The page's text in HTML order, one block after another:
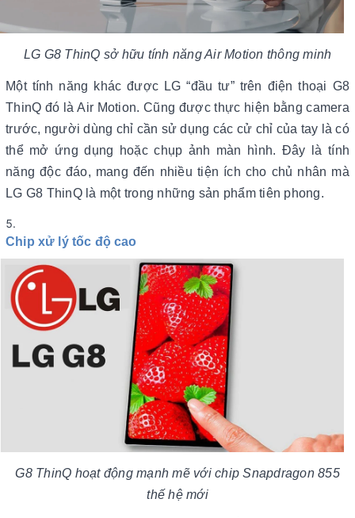
LG G8 ThinQ sở hữu tính năng Air Motion thông minh
Một tính năng khác được LG “đầu tư” trên điện thoại G8
ThinQ đó là Air Motion. Cũng được thực hiện bằng camera
trước, người dùng chỉ cần sử dụng các cử chỉ của tay là có
thể mở ứng dụng hoặc chụp ảnh màn hình. Đây là tính
năng độc đáo, mang đến nhiều tiện ích cho chủ nhân mà
LG G8 ThinQ là một trong những sản phẩm tiên phong.
Chip xử lý tốc độ cao
G8 ThinQ hoạt động mạnh mẽ với chip Snapdragon 855
thế hệ mới